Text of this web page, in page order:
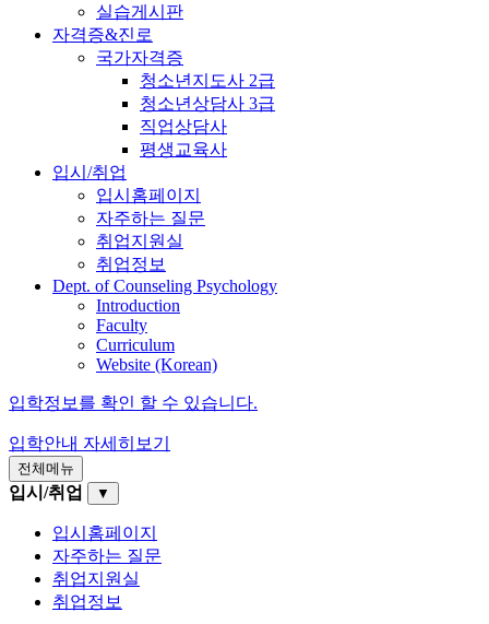
실습게시판
자격증&진로
국가자격증
청소년지도사 2급
청소년상담사 3급
직업상담사
평생교육사
입시/취업
입시홈페이지
자주하는 질문
취업지원실
취업정보
Dept. of Counseling Psychology
Introduction
Faculty
Curriculum
Website (Korean)
입학정보를 확인 할 수 있습니다.
입학안내 자세히보기
전체메뉴
입시/취업 ▼
입시홈페이지
자주하는 질문
취업지원실
취업정보